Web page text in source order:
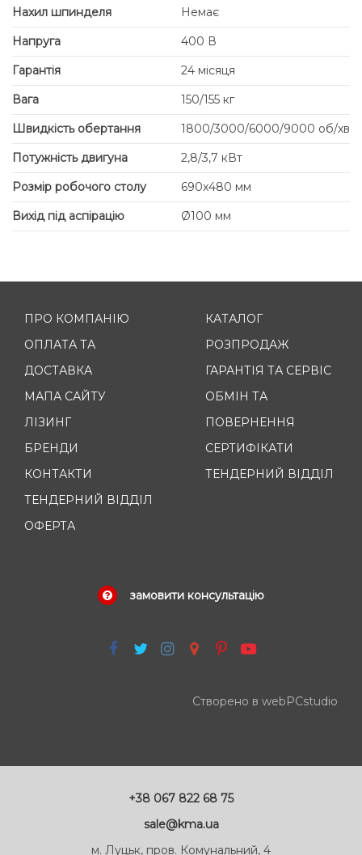
Нахил шпинделя
Немає
Напруга
400 В
Гарантія
24 місяця
Вага
150/155 кг
Швидкість обертання
1800/3000/6000/9000 об/хв
Потужність двигуна
2,8/3,7 кВт
Розмір робочого столу
690x480 мм
Вихід під аспірацію
Ø100 мм
ПРО КОМПАНІЮ
ОПЛАТА ТА
ДОСТАВКА
МАПА САЙТУ
ЛІЗИНГ
БРЕНДИ
КОНТАКТИ
ТЕНДЕРНИЙ ВІДДІЛ
ОФЕРТА
КАТАЛОГ
РОЗПРОДАЖ
ГАРАНТІЯ ТА СЕРВІС
ОБМІН ТА
ПОВЕРНЕННЯ
СЕРТИФІКАТИ
ТЕНДЕРНИЙ ВІДДІЛ
замовити консультацію
Створено в webPCstudio
+38 067 822 68 75
sale@kma.ua
м. Луцьк, пров. Комунальний, 4